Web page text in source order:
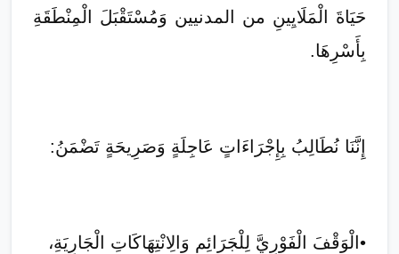
حَيَاةَ الْمَلَايِينِ من المدنيين وَمُسْتَقْبَلَ الْمِنْطَقَةِ
بِأَسْرِهَا.
إِنَّنَا نُطَالِبُ بِإِجْرَاءَاتٍ عَاجِلَةٍ وَصَرِيحَةٍ تَضْمَنُ:
​•​الْوَقْفَ الْفَوْرِيَّ لِلْجَرَائِمِ وَالِانْتِهَاكَاتِ الْجَارِيَةِ،